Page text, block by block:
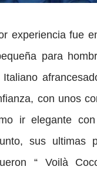
experiencia fue
para
con unos
ir elegante
sus ultimas
“ Voilà